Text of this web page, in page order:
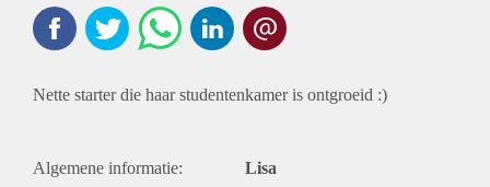
Nette starter die haar studentenkamer is ontgroeid :)
Algemene informatie: Lisa